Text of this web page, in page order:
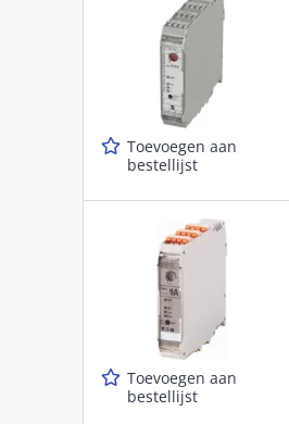
Toevoegen aan
bestellijst
Toevoegen aan
bestellijst